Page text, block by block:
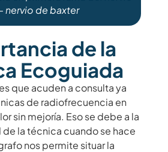
nervio de baxter
de la
Ecoguiada
que acuden a consulta ya
de radiofrecuencia en
sin mejoría. Eso se debe a la
la técnica cuando se hace
nos permite situar la